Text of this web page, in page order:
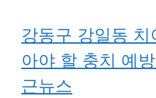
강동구 강일동
아야 할 충치 예
근뉴스